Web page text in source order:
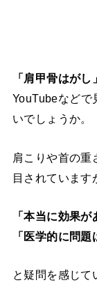
「肩甲骨はがし」
YouTubeなどで
いでしょうか。
肩こりや首の重
目されています
「本当に効果が
「医学的に問題
と疑問を感じて